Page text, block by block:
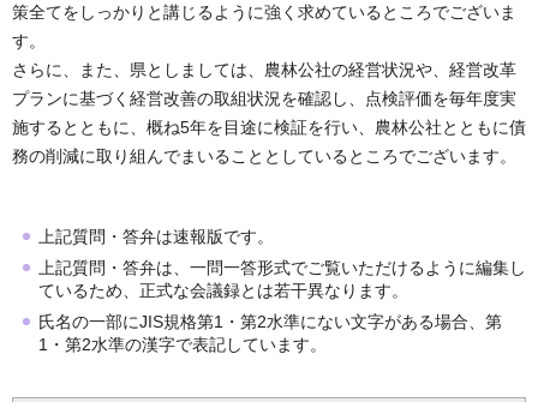
策全てをしっかりと講じるように強く求めているところでございま
す。
さらに、また、県としましては、農林公社の経営状況や、経営改革
プランに基づく経営改善の取組状況を確認し、点検評価を毎年度実
施するとともに、概ね5年を目途に検証を行い、農林公社とともに債
務の削減に取り組んでまいることとしているところでございます。
上記質問・答弁は速報版です。
上記質問・答弁は、一問一答形式でご覧いただけるように編集し
ているため、正式な会議録とは若干異なります。
氏名の一部にJIS規格第1・第2水準にない文字がある場合、第
1・第2水準の漢字で表記しています。